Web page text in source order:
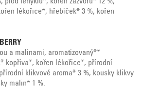
lékořice*, hřebíček* 3 %, kořen
a malinami, aromatizovaný**
kopřiva*, kořen lékořice*, přírodní
klikvové aroma* 3 %, kousky klikvy
malin* 1 %.